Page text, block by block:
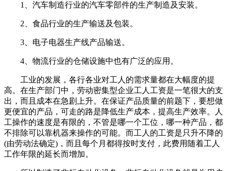
1、汽车制造行业的汽车零部件的生产制造及安装。
2、食品行业的生产输送及包装。
3、电子电器生产线产品输送。
4、物流行业的仓储设施中也有广泛的应用。
工业的发展，各行各业对工人的需求量都在大幅度的提
高。在生产部门中，劳动密集型企业工人工资是一笔很大的支
出，而且成本在急剧上升。在保证产品质量的前题下，要想做
更便宜的产品，可走的路是降低生产成本，提高生产效率。人
工操作的速度是有限的，不管是哪一个工位，哪一种产品，都
不排除可以靠机器来操作的可能。而工人的工资是只升不降的
(由劳动法确定)，而且每个月都得按时支付，此费用随着工人
工作年限的延长而增加。